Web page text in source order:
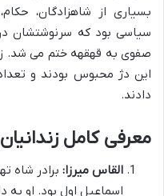
بسیاری از شاهزادگان،
سیاسی بود که سرنوشتشان
صفوی به قهقهه ختم می شد.
این دژ محبوس بودند و
دادند.
معرفی کامل
القاس میرزا: برادر شاه
اسماعیل اول بود. او